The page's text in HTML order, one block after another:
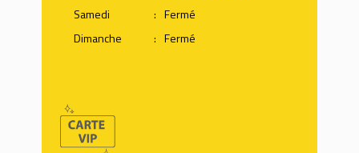
Samedi
: Fermé
Dimanche
: Fermé